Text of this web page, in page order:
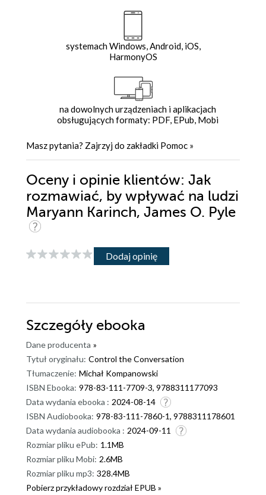
systemach Windows, Android, iOS,
HarmonyOS
na dowolnych urządzeniach i aplikacjach
obsługujących formaty: PDF, EPub, Mobi
Masz pytania? Zajrzyj do zakładki Pomoc »
Oceny i opinie klientów: Jak
rozmawiać, by wpływać na ludzi
Maryann Karinch, James O. Pyle
Dodaj opinię
Szczegóły ebooka
Dane producenta »
Tytuł oryginału: Control the Conversation
Tłumaczenie: Michał Kompanowski
ISBN Ebooka: 978-83-111-7709-3, 9788311177093
Data wydania ebooka : 2024-08-14
ISBN Audiobooka: 978-83-111-7860-1, 9788311178601
Data wydania audiobooka : 2024-09-11
Rozmiar pliku ePub: 1.1MB
Rozmiar pliku Mobi: 2.6MB
Rozmiar pliku mp3: 328.4MB
Pobierz przykładowy rozdział EPUB »